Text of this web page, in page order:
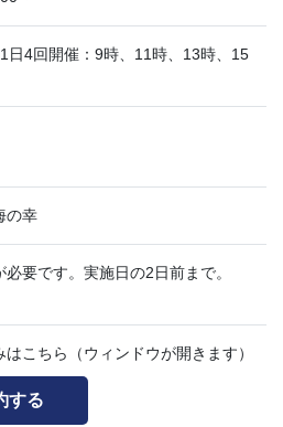
日4回開催：9時、11時、13時、15
の幸
要です。実施日の2日前まで。
はこちら（ウィンドウが開きます）
する